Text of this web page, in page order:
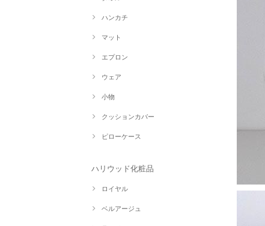
ハンカチ
マット
エプロン
ウェア
小物
クッションカバー
ピローケース
ハリウッド化粧品
ロイヤル
ベルアージュ